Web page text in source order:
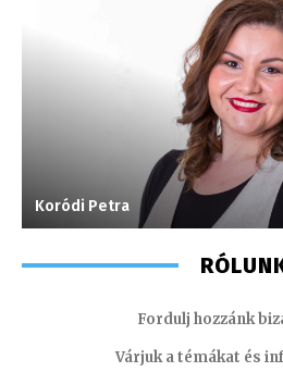
Koródi Petra
Fordulj hozzánk
Várjuk a témákat és